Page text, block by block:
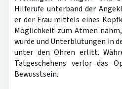
Hilferufe unterband der
er der Frau mittels eines
Möglichkeit zum Atmen
wurde und Unterblutungen in
unter den Ohren erlitt.
Tatgeschehens verlor das
Bewusstsein.